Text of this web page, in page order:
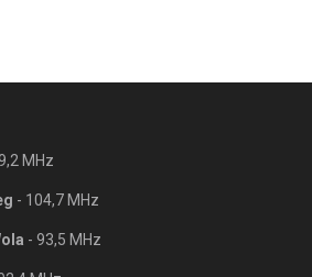
MHz
- 104,7 MHz
- 93,5 MHz